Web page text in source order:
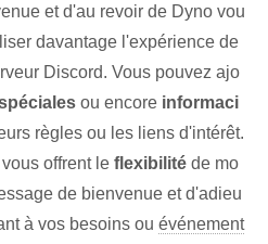
et d'au revoir de Dyno vou
davantage l'expérience de
Discord. Vous pouvez ajo
ou encore informaci
⁤règles‌ ou les liens ‍d'intérêt.
offrent le flexibilité de mo
de bienvenue et d'adieu
à ‌vos besoins​ ou​ événement